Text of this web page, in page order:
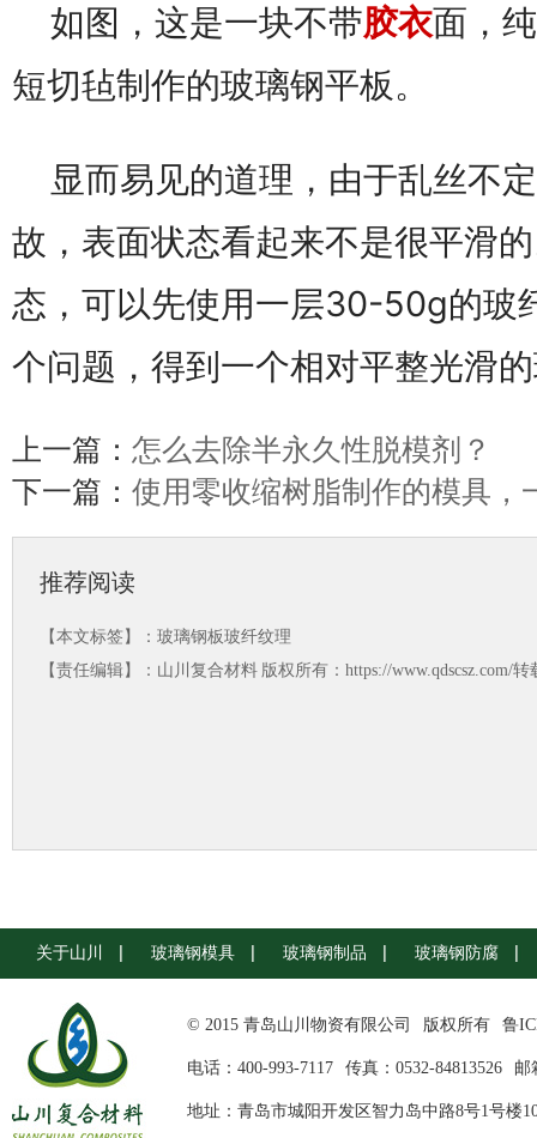
如图，这是一块不带胶衣面，
短切毡制作的玻璃钢平板。
显而易见的道理，由于乱丝不
故，表面状态看起来不是很平滑
态，可以先使用一层30-50g的玻
个问题，得到一个相对平整光滑
上一篇： 怎么去除半永久性脱模剂？
下一篇： 使用零收缩树脂制作的模具，
推荐阅读
【本文标签】： 玻璃钢板玻纤纹理
【责任编辑】： 山川复合材料 版权所有：https://www.qdscsz.com/
关于山川 玻璃钢模具 玻璃钢制品 玻璃钢防腐
© 2015 青岛山川物资有限公司 版权所有 鲁
电话：400-993-7117 传真：0532-84813526 邮
地址：青岛市城阳开发区智力岛中路8号1号楼